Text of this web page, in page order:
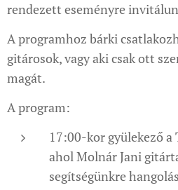
rendezett eseményre
A programhoz bárki
gitárosok, vagy aki csak ott
magát.
A program:
17:00-kor gyülekező a
ahol Molnár Jani
segítségünkre